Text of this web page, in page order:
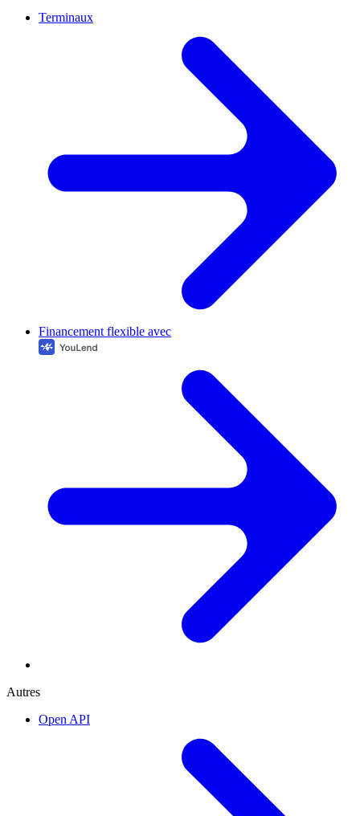
Terminaux
Financement flexible avec
Autres
Open API